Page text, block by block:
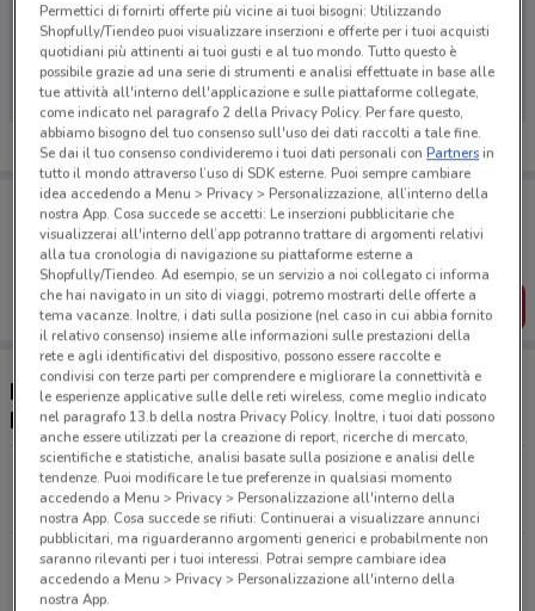
Ci dispiace, al momento non abbiamo pubblicato
volantini nella tua zona. Riprova più tardi.
Porta DoveConviene sempre con te!
Puoi trovare le migliori offerte dei negozi vicino a te,
salvarle e creare la tua lista del risparmio, comodamente
dal tuo cellulare.
SCARICA L’APP
Negozi Gruppo Bancario Cooperativo Iccrea a
Novara
Via Dei Mille, 4 Busto Garolfo
21.9 km
Via Alessandro Manzoni, 50 Busto Garolfo
23.3 km
CHIUSO
Permettici di fornirti offerte più vicine ai tuoi bisogni: Utilizzando
Shopfully/Tiendeo puoi visualizzare inserzioni e offerte per i tuoi acquisti
quotidiani più attinenti ai tuoi gusti e al tuo mondo. Tutto questo è
possibile grazie ad una serie di strumenti e analisi effettuate in base alle
tue attività all'interno dell'applicazione e sulle piattaforme collegate,
come indicato nel paragrafo 2 della Privacy Policy. Per fare questo,
abbiamo bisogno del tuo consenso sull'uso dei dati raccolti a tale fine.
Se dai il tuo consenso condivideremo i tuoi dati personali conPartnersin
tutto il mondo attraverso l’uso di SDK esterne. Puoi sempre cambiare
idea accedendo a Menu > Privacy > Personalizzazione, all’interno della
nostra App. Cosa succede se accetti: Le inserzioni pubblicitarie che
visualizzerai all'interno dell’app potranno trattare di argomenti relativi
alla tua cronologia di navigazione su piattaforme esterne a
Shopfully/Tiendeo. Ad esempio, se un servizio a noi collegato ci informa
che hai navigato in un sito di viaggi, potremo mostrarti delle offerte a
tema vacanze. Inoltre, i dati sulla posizione (nel caso in cui abbia fornito
il relativo consenso) insieme alle informazioni sulle prestazioni della
rete e agli identificativi del dispositivo, possono essere raccolte e
condivisi con terze parti per comprendere e migliorare la connettività e
le esperienze applicative sulle delle reti wireless, come meglio indicato
nel paragrafo 13.b della nostra Privacy Policy. Inoltre, i tuoi dati possono
anche essere utilizzati per la creazione di report, ricerche di mercato,
scientifiche e statistiche, analisi basate sulla posizione e analisi delle
tendenze. Puoi modificare le tue preferenze in qualsiasi momento
accedendo a Menu > Privacy > Personalizzazione all'interno della
nostra App. Cosa succede se rifiuti: Continuerai a visualizzare annunci
pubblicitari, ma riguarderanno argomenti generici e probabilmente non
saranno rilevanti per i tuoi interessi. Potrai sempre cambiare idea
accedendo a Menu > Privacy > Personalizzazione all'interno della
nostra App.